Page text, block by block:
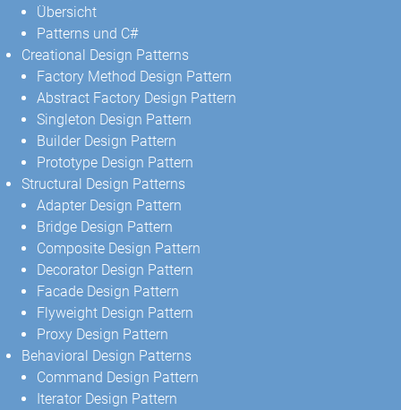
Übersicht
Patterns und C#
Creational Design Patterns
Factory Method Design Pattern
Abstract Factory Design Pattern
Singleton Design Pattern
Builder Design Pattern
Prototype Design Pattern
Structural Design Patterns
Adapter Design Pattern
Bridge Design Pattern
Composite Design Pattern
Decorator Design Pattern
Facade Design Pattern
Flyweight Design Pattern
Proxy Design Pattern
Behavioral Design Patterns
Command Design Pattern
Iterator Design Pattern